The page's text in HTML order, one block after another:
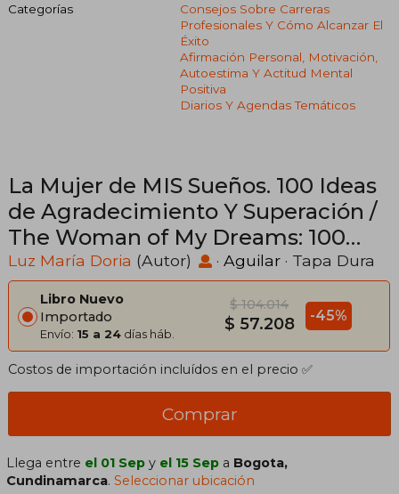
Categorías
Consejos Sobre Carreras
Profesionales Y Cómo Alcanzar El
Éxito
Afirmación Personal, Motivación,
Autoestima Y Actitud Mental
Positiva
Diarios Y Agendas Temáticos
La Mujer de MIS Sueños. 100 Ideas
de Agradecimiento Y Superación /
The Woman of My Dreams: 100
Notions of Gratitude and Self-
Improvement: Cuaderno de
Luz María Doria (Autor) · Aguilar · Tapa Dura
Libro Nuevo
Importado
Envío: 15 a 24 días háb.
$ 104.014
$ 57.208 -45%
Costos de importación incluídos en el precio ✅
Comprar
Llega entre el 01 Sep y el 15 Sep a Bogota,
Cundinamarca.Seleccionar ubicación